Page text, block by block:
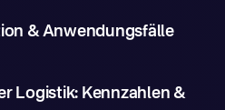
& Anwendungsfälle
Logistik: Kennzahlen &